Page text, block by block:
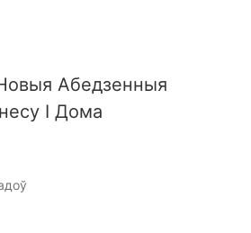
Абедзенныя
І Дома